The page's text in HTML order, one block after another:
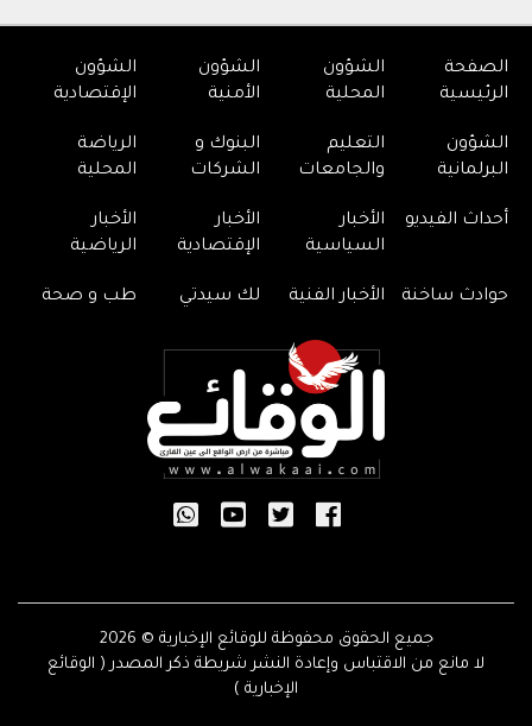
الصفحة
الرئيسية
الشؤون
المحلية
الشؤون
الأمنية
الشؤون
الإقتصادية
الشؤون
البرلمانية
التعليم
والجامعات
البنوك و
الشركات
الرياضة
المحلية
أحداث الفيديو
الأخبار
السياسية
الأخبار
الإقتصادية
الأخبار
الرياضية
حوادث ساخنة الأخبار الفنية لك سيدتي طب و صحة
جميع الحقوق محفوظة للوقائع الإخبارية © 2026
لا مانع من الاقتباس وإعادة النشر شريطة ذكر المصدر ( الوقائع
الإخبارية )